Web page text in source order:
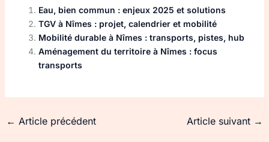
Eau, bien commun : enjeux 2025 et solutions
TGV à Nîmes : projet, calendrier et mobilité
Mobilité durable à Nîmes : transports, pistes, hub
Aménagement du territoire à Nîmes : focus
transports
← Article précédent Article suivant →